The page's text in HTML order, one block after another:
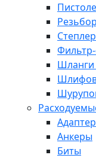
Шланги
Анкеры
Биты